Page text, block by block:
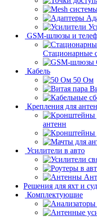
GSM-шлюзы и
Стационарные
Кабель
50 Ом
Крепления для
антенн
Усилители в авто
Решения для яхт и
Комплектующие